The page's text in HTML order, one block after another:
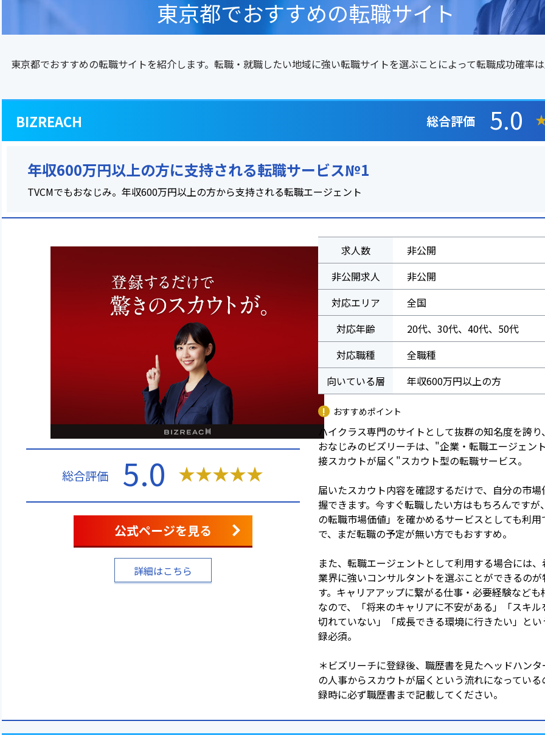
東京都でおすすめの転職サイト
東京都でおすすめの転職サイトを紹介します。転職・就職したい地域に強い転職サイトを選ぶことによって転職成功確率
BIZREACH 総合評価 5.0
年収600万円以上の方に支持される転職サービス№1
TVCMでもおなじみ。年収600万円以上の方から支持される転職エージェント
総合評価 5.0 ★★★★★
公式ページを見る
詳細はこちら
求人数
非公開
非公開求人
非公開
対応エリア
全国
対応年齢
20代、30代、40代、50代
対応職種
全職種
向いている層
年収600万円以上の方
おすすめポイント
ハイクラス専門のサイトとして抜群の知名度を誇り
おなじみのビズリーチは、"企業・転職エージェン
接スカウトが届く"スカウト型の転職サービス。
届いたスカウト内容を確認するだけで、自分の市場
握できます。今すぐ転職したい方はもちろんですが
の転職市場価値」を確かめるサービスとしても利用
で、まだ転職の予定が無い方でもおすすめ。
また、転職エージェントとして利用する場合には
業界に強いコンサルタントを選ぶことができるの
す。キャリアアップに繋がる仕事・必要経験なども
なので、「将来のキャリアに不安がある」「スキル
切れていない」「成長できる環境に行きたい」と
録必須。
＊ビズリーチに登録後、職歴書を見たヘッドハン
の人事からスカウトが届くという流れになっている
録時に必ず職歴書まで記載してください。